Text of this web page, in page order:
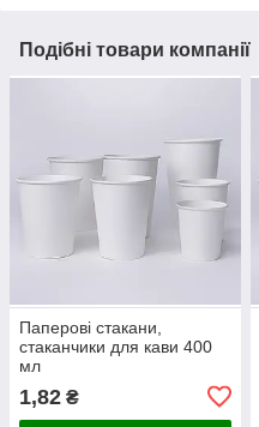
Подібні товари компанії
Паперові стакани,
стаканчики для кави 400
мл
1,82 ₴